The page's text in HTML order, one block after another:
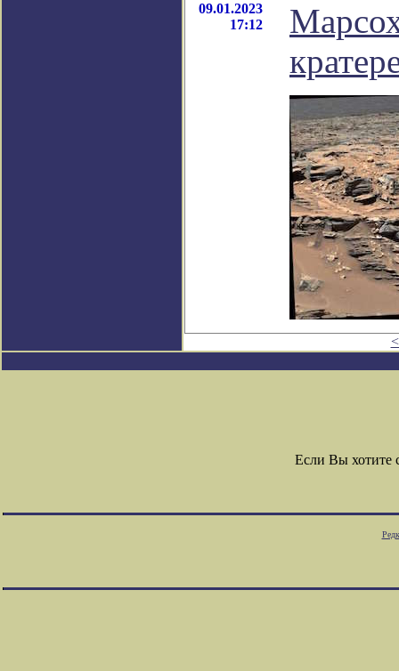
09.01.2023
17:12
Если Вы хотите